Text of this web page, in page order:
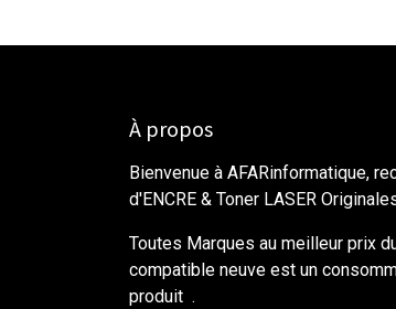
À propos
Bienvenue à AFARinformatique,
d'ENCRE & Toner LASER
Toutes Marques au meilleur prix
compatible neuve est un
produit .